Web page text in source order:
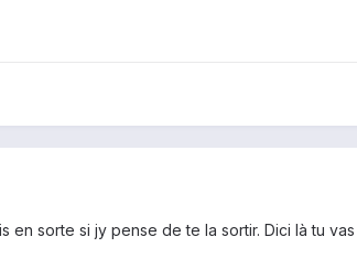
sorte si jy pense de te la sortir. Dici là tu